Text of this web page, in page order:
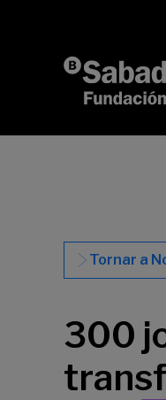
Tornar a
300